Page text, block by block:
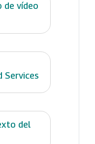
de vídeo
Services
del